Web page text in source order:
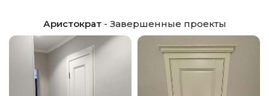
Аристократ- Завершенные проекты